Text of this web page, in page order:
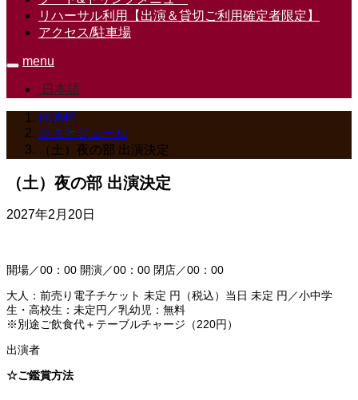
リハーサル利用【出演＆貸切ご利用確定者限定】
アクセス/駐車場
menu
日本語
HOME
☆スケジュール
（土）夜の部 出演決定
（土）夜の部 出演決定
2027年2月20日
開場／00：00 開演／00：00 閉店／00：00
大人：前売り電子チケット 未定 円（税込）当日 未定 円／小中学
生・高校生：未定円／乳幼児：無料
※別途ご飲食代＋テーブルチャージ（220円）
出演者
☆ご鑑賞方法